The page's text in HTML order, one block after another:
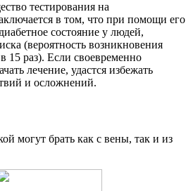
тестирования на
в том, что при помощи его
состояние у людей,
(вероятность возникновения
15 раз). Если своевременно
лечение, удастся избежать
и осложнений.
могут брать как с вены, так и из